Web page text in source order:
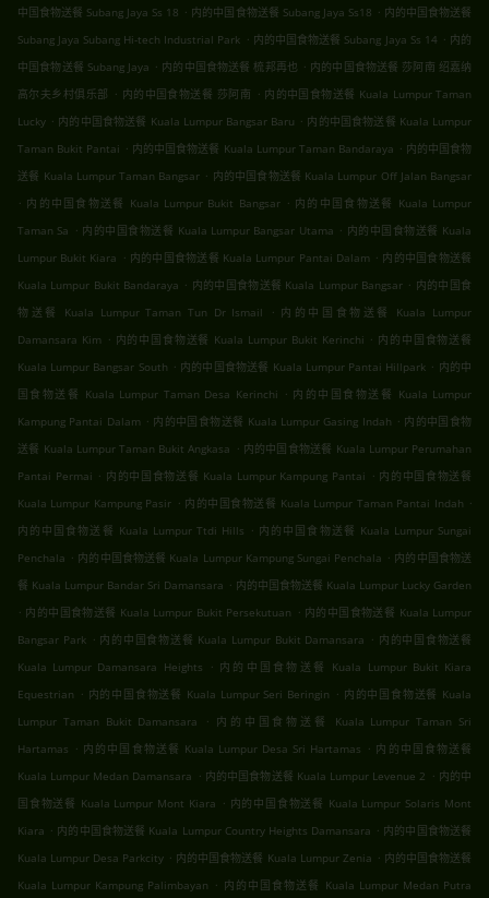
中国食物送餐 Subang Jaya Ss 18 . 内的中国食物送餐 Subang Jaya Ss18 . 内的中国食物送餐
Subang Jaya Subang Hi-tech Industrial Park . 内的中国食物送餐 Subang Jaya Ss 14 . 内的
中国食物送餐 Subang Jaya . 内的中国食物送餐 梳邦再也 . 内的中国食物送餐 莎阿南 绍嘉纳
高尔夫乡村俱乐部
. 内的中国食物送餐 莎阿南 . 内的中国食物送餐 Kuala Lumpur Taman
Lucky . 内的中国食物送餐 Kuala Lumpur Bangsar Baru . 内的中国食物送餐 Kuala Lumpur
Taman Bukit Pantai . 内的中国食物送餐 Kuala Lumpur Taman Bandaraya . 内的中国食物
送餐 Kuala Lumpur Taman Bangsar . 内的中国食物送餐 Kuala Lumpur Off Jalan Bangsar
. 内的中国食物送餐 Kuala Lumpur Bukit Bangsar . 内的中国食物送餐 Kuala Lumpur
Taman Sa . 内的中国食物送餐 Kuala Lumpur Bangsar Utama . 内的中国食物送餐 Kuala
Lumpur Bukit Kiara . 内的中国食物送餐 Kuala Lumpur Pantai Dalam . 内的中国食物送餐
Kuala Lumpur Bukit Bandaraya . 内的中国食物送餐 Kuala Lumpur Bangsar . 内的中国食
物送餐 Kuala Lumpur Taman Tun Dr Ismail
. 内的中国食物送餐 Kuala Lumpur
Damansara Kim . 内的中国食物送餐 Kuala Lumpur Bukit Kerinchi . 内的中国食物送餐
Kuala Lumpur Bangsar South . 内的中国食物送餐 Kuala Lumpur Pantai Hillpark . 内的中
国食物送餐 Kuala Lumpur Taman Desa Kerinchi . 内的中国食物送餐 Kuala Lumpur
Kampung Pantai Dalam . 内的中国食物送餐 Kuala Lumpur Gasing Indah . 内的中国食物
送餐 Kuala Lumpur Taman Bukit Angkasa . 内的中国食物送餐 Kuala Lumpur Perumahan
Pantai Permai . 内的中国食物送餐 Kuala Lumpur Kampung Pantai . 内的中国食物送餐
Kuala Lumpur Kampung Pasir . 内的中国食物送餐 Kuala Lumpur Taman Pantai Indah .
内的中国食物送餐 Kuala Lumpur Ttdi Hills . 内的中国食物送餐 Kuala Lumpur Sungai
Penchala . 内的中国食物送餐 Kuala Lumpur Kampung Sungai Penchala . 内的中国食物送
餐 Kuala Lumpur Bandar Sri Damansara . 内的中国食物送餐 Kuala Lumpur Lucky Garden
. 内的中国食物送餐 Kuala Lumpur Bukit Persekutuan . 内的中国食物送餐 Kuala Lumpur
Bangsar Park . 内的中国食物送餐 Kuala Lumpur Bukit Damansara . 内的中国食物送餐
Kuala Lumpur Damansara Heights
. 内的中国食物送餐 Kuala Lumpur Bukit Kiara
Equestrian . 内的中国食物送餐 Kuala Lumpur Seri Beringin . 内的中国食物送餐 Kuala
Lumpur Taman Bukit Damansara
. 内的中国食物送餐 Kuala Lumpur Taman Sri
Hartamas . 内的中国食物送餐 Kuala Lumpur Desa Sri Hartamas . 内的中国食物送餐
Kuala Lumpur Medan Damansara . 内的中国食物送餐 Kuala Lumpur Levenue 2 . 内的中
国食物送餐 Kuala Lumpur Mont Kiara . 内的中国食物送餐 Kuala Lumpur Solaris Mont
Kiara . 内的中国食物送餐 Kuala Lumpur Country Heights Damansara . 内的中国食物送餐
Kuala Lumpur Desa Parkcity . 内的中国食物送餐 Kuala Lumpur Zenia . 内的中国食物送餐
Kuala Lumpur Kampung Palimbayan . 内的中国食物送餐 Kuala Lumpur Medan Putra